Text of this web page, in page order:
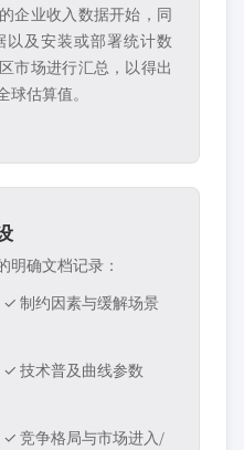
企业收入数据开始，同
以及安装或部署统计数
市场进行汇总，以得出
估算值。
明确文档记录：
✓ 制约因素与缓解场景
✓ 技术普及曲线参数
✓ 竞争格局与市场进入/